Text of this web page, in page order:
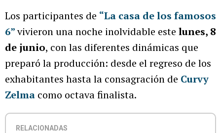
Los participantes de “La casa de los famosos
6”vivieron una noche inolvidable este lunes, 8
de junio, con las diferentes dinámicas que
preparó la producción: desde el regreso de los
exhabitantes hasta la consagración de Curvy
Zelma como octava finalista.
RELACIONADAS